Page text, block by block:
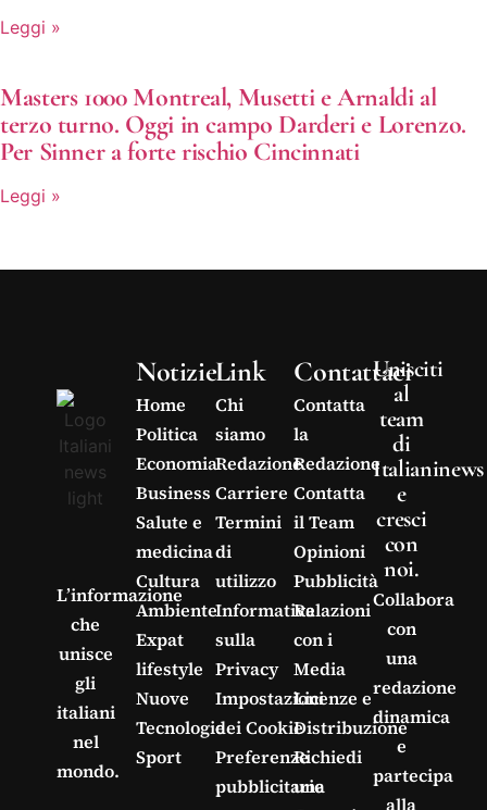
Leggi »
Masters 1000 Montreal, Musetti e Arnaldi al
terzo turno. Oggi in campo Darderi e Lorenzo.
Per Sinner a forte rischio Cincinnati
Leggi »
L’informazione
che
unisce
gli
italiani
nel
mondo.
Notizie
Home
Politica
Economia
Business
Salute e
medicina
Cultura
Ambiente
Expat
lifestyle
Nuove
Tecnologie
Sport
Link
Chi
siamo
Redazione
Carriere
Termini
di
utilizzo
Informativa
sulla
Privacy
Impostazioni
dei Cookie
Preferenze
pubblicitarie
Contattaci
Contatta
la
Redazione
Contatta
il Team
Opinioni
Pubblicità
Relazioni
con i
Media
Licenze e
Distribuzione
Richiedi
una
Unisciti
al
team
di
Italianinews
e
cresci
con
noi.
Collabora
con
una
redazione
dinamica
e
partecipa
alla